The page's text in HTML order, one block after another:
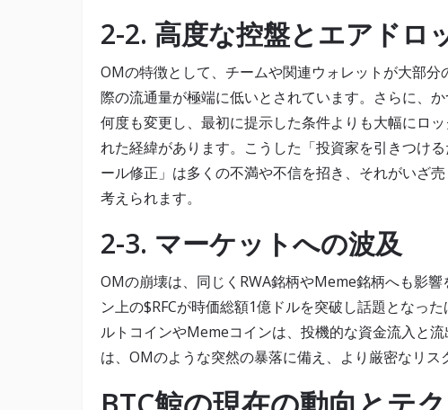
2-2. 高度な控盤とエアドロ
OMの特徴として、チームや関連ウォレットが大部
際の流通量が極端に低いとされています。さらに、
何度も変更し、最初に提示した条件よりも大幅にロ
れた経緯があります。こうした「投資家を引きつけ
ール修正」は多くの不満や不信を招き、それがいざ
考えられます。
2-3. マーケットへの波及
OMの崩壊は、同じくRWA銘柄やMeme銘柄へも影
ン上の$RFCが時価総額1億ドルを突破し話題となっ
ルトコインやMemeコインは、投機的な資金流入と
は、OMのような突然の暴落に備え、より厳密なリス